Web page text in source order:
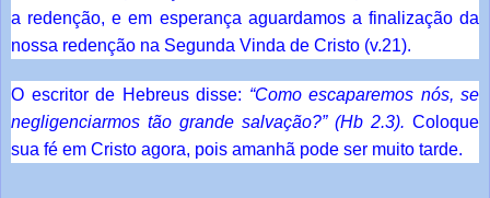
a redenção, e em esperança aguardamos a finalização da
nossa redenção na Segunda Vinda de Cristo (v.21).
O escritor de Hebreus disse: “Como escaparemos nós, se
negligenciarmos tão grande salvação?” (Hb 2.3). Coloque
sua fé em Cristo agora, pois amanhã pode ser muito tarde.